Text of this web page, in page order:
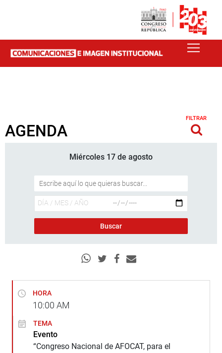
AGENDA
FILTRAR
Miércoles 17 de agosto
HORA
10:00 AM
TEMA
Evento
“Congreso Nacional de AFOCAT, para el